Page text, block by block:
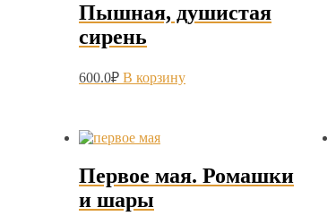
Пышная, душистая
сирень
600.0₽ В корзину
Первое мая. Ромашки
и шары